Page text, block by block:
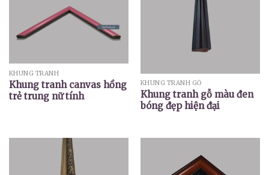
KHUNG TRANH
Khung tranh canvas hồng
trẻ trung nữ tính
KHUNG TRANH GỖ
Khung tranh gỗ màu đen
bóng đẹp hiện đại